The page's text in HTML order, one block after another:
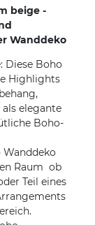
beige -
Wanddeko
Diese Boho
Highlights
elegante
Boho-
Raum  ob
Teil eines